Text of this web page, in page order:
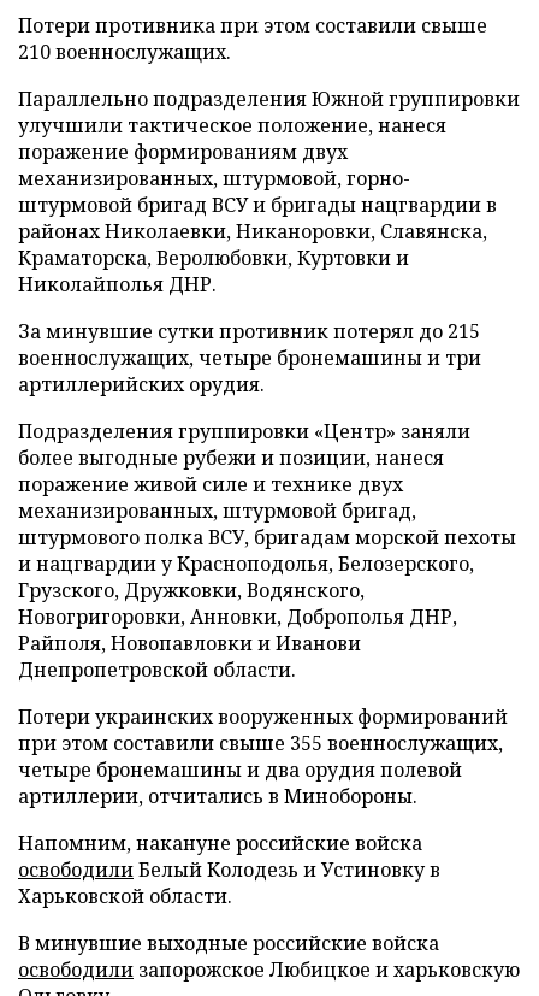
Потери противника при этом составили свыше
210 военнослужащих.
Параллельно подразделения Южной группировки
улучшили тактическое положение, нанеся
поражение формированиям двух
механизированных, штурмовой, горно-
штурмовой бригад ВСУ и бригады нацгвардии в
районах Николаевки, Никаноровки, Славянска,
Краматорска, Веролюбовки, Куртовки и
Николайполья ДНР.
За минувшие сутки противник потерял до 215
военнослужащих, четыре бронемашины и три
артиллерийских орудия.
Подразделения группировки «Центр» заняли
более выгодные рубежи и позиции, нанеся
поражение живой силе и технике двух
механизированных, штурмовой бригад,
штурмового полка ВСУ, бригадам морской пехоты
и нацгвардии у Красноподолья, Белозерского,
Грузского, Дружковки, Водянского,
Новогригоровки, Анновки, Доброполья ДНР,
Райполя, Новопавловки и Иванови
Днепропетровской области.
Потери украинских вооруженных формирований
при этом составили свыше 355 военнослужащих,
четыре бронемашины и два орудия полевой
артиллерии, отчитались в Минобороны.
Напомним, накануне российские войска
освободилиБелый Колодезь и Устиновку в
Харьковской области.
В минувшие выходные российские войска
освободили запорожское Любицкое и харьковскую